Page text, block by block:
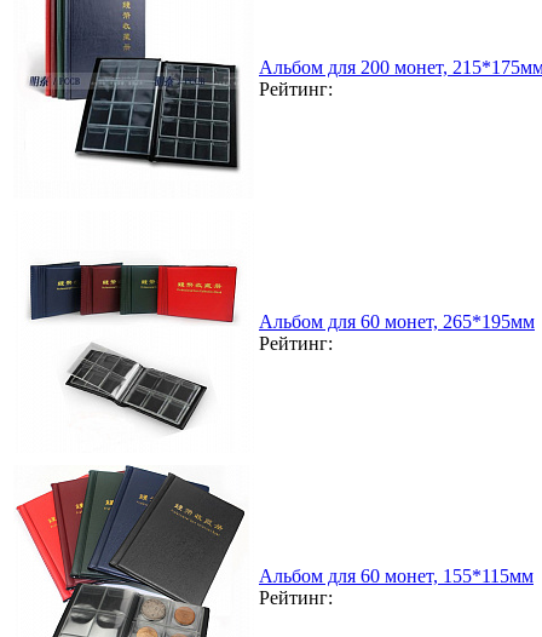
Альбом для 200 монет,
Рейтинг:
Альбом для 60 монет, 265*195мм
Рейтинг:
Альбом для 60 монет, 155*115мм
Рейтинг: